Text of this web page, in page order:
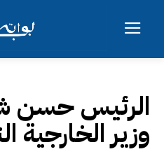
الرئيس حسن
وزير الخارجية